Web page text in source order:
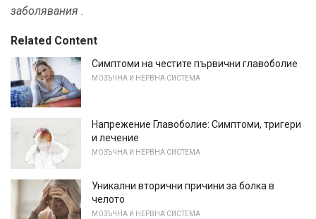
заболявания .
Related Content
Симптоми на честите първични главоболие
МОЗЪЧНА И НЕРВНА СИСТЕМА
Напрежение Главоболие: Симптоми, тригери
и лечение
МОЗЪЧНА И НЕРВНА СИСТЕМА
Уникални вторични причини за болка в
челото
МОЗЪЧНА И НЕРВНА СИСТЕМА